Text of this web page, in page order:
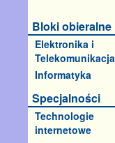
Bloki obieralne
Elektronika i
Telekomunikacja
Informatyka
Specjalności
Technologie
internetowe